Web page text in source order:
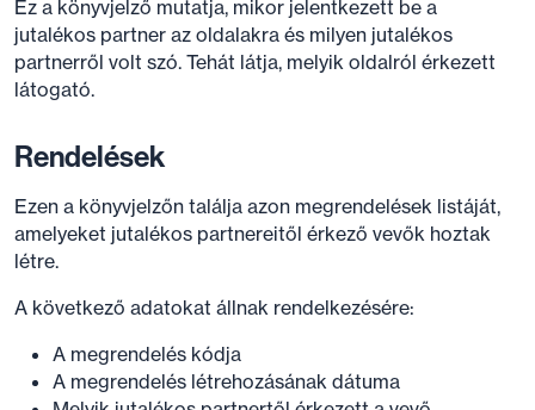
Ez a könyvjelző mutatja, mikor jelentkezett be a
jutalékos partner az oldalakra és milyen jutalékos
partnerről volt szó. Tehát látja, melyik oldalról érkezett
látogató.
Rendelések
Ezen a könyvjelzőn találja azon megrendelések listáját,
amelyeket jutalékos partnereitől érkező vevők hoztak
létre.
A következő adatokat állnak rendelkezésére:
A megrendelés kódja
A megrendelés létrehozásának dátuma